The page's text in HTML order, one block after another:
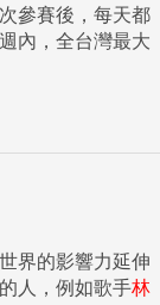
參賽後，每天都
內，全台灣最大
界的影響力延伸
人，例如歌手林